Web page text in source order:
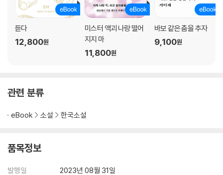
듣다
12,800원
미스터 액괴 나랑 떨어
지지 마
11,800원
바보 같은 춤을 추자
9,100원
관련 분류
eBook 소설 한국소설
품목정보
발행일
2023년 08월 31일